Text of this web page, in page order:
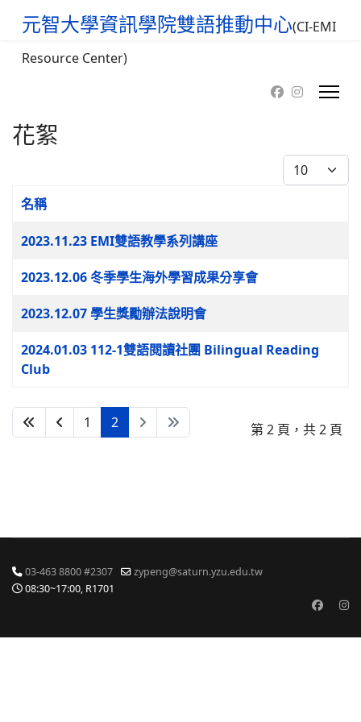
元智大學資訊學院雙語推動中心(CI-EMI
Resource Center)
花絮
每頁顯示條數
名稱
2023.11.23 EMI雙語教學系列講座
2023.12.06 冬季學生海外學習成果分享會
2023.12.07 學生獎勵辦法說明會
2024.01.03 112-1雙語閱讀社團 Bilingual Reading
Club
第 2 頁，共 2 頁
1 2
03-463 8800 #2307
zypeng@saturn.yzu.edu.tw
08:30~17:00, R1701